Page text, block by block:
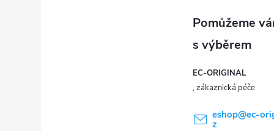
EC-ORIGINAL
eshop@ec-
z